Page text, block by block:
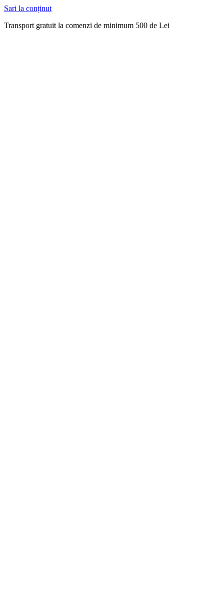
Sari la conținut
Transport gratuit la comenzi de minimum 500 de Lei